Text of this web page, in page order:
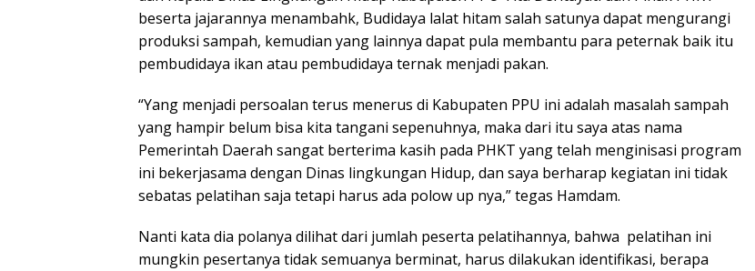
beserta jajarannya menambahk, Budidaya lalat hitam salah satunya dapat mengurangi
produksi sampah, kemudian yang lainnya dapat pula membantu para peternak baik itu
pembudidaya ikan atau pembudidaya ternak menjadi pakan.
“Yang menjadi persoalan terus menerus di Kabupaten PPU ini adalah masalah sampah
yang hampir belum bisa kita tangani sepenuhnya, maka dari itu saya atas nama
Pemerintah Daerah sangat berterima kasih pada PHKT yang telah menginisasi program
ini bekerjasama dengan Dinas lingkungan Hidup, dan saya berharap kegiatan ini tidak
sebatas pelatihan saja tetapi harus ada polow up nya,” tegas Hamdam.
Nanti kata dia polanya dilihat dari jumlah peserta pelatihannya, bahwa pelatihan ini
mungkin pesertanya tidak semuanya berminat, harus dilakukan identifikasi, berapa